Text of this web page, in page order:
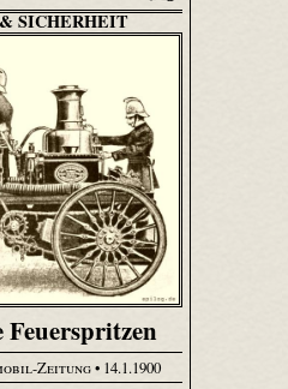
SICHERHEIT
Zeitung• 14.1.1900